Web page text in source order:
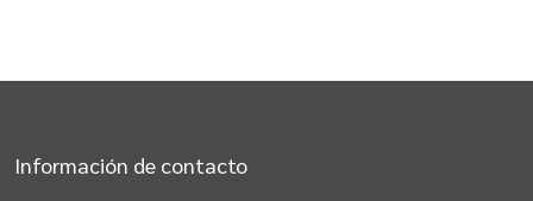
Información de contacto